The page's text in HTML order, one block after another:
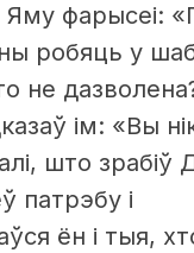
Яму фарысеі:
робяць у
не
ім: «Вы
што зрабіў
патрэбу і
ён і тыя,